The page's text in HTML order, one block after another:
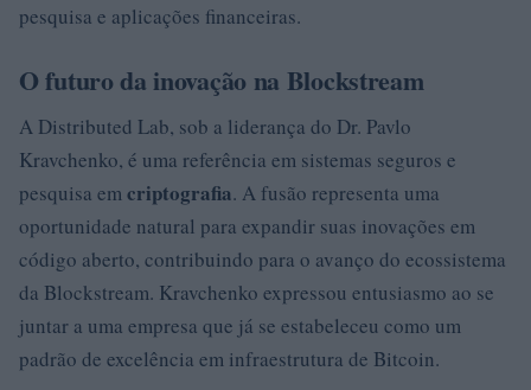
pesquisa e aplicações financeiras.
O futuro da inovação na Blockstream
A Distributed Lab, sob a liderança do Dr. Pavlo
Kravchenko, é uma referência em sistemas seguros e
pesquisa emcriptografia. A fusão representa uma
oportunidade natural para expandir suas inovações em
código aberto, contribuindo para o avanço do ecossistema
da Blockstream. Kravchenko expressou entusiasmo ao se
juntar a uma empresa que já se estabeleceu como um
padrão de excelência em infraestrutura de Bitcoin.